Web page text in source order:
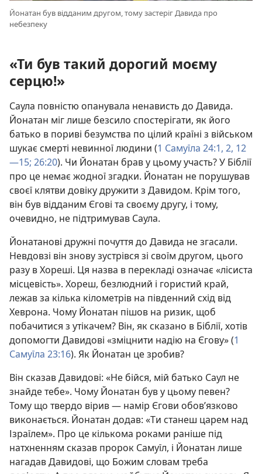
Йонатан був відданим другом, тому застеріг Давида про
небезпеку
«Ти був такий дорогий моєму
серцю!»
Саула повністю опанувала ненависть до Давида.
Йонатан міг лише безсило спостерігати, як його
батько в пориві безумства по цілий країні з військом
шукає смерті невинної людини (1 Самуїла 24:1, 2, 12
—15; 26:20). Чи Йонатан брав у цьому участь? У Біблії
про це немає жодної згадки. Йонатан не порушував
своєї клятви довіку дружити з Давидом. Крім того,
він був відданим Єгові та своєму другу, і тому,
очевидно, не підтримував Саула.
Йонатанові дружні почуття до Давида не згасали.
Невдовзі він знову зустрівся зі своїм другом, цього
разу в Хореші. Ця назва в перекладі означає «лісиста
місцевість». Хореш, безлюдний і гористий край,
лежав за кілька кілометрів на південний схід від
Хеврона. Чому Йонатан пішов на ризик, щоб
побачитися з утікачем? Він, як сказано в Біблії, хотів
допомогти Давидові «зміцнити надію на Єгову» (1
Самуїла 23:16). Як Йонатан це зробив?
Він сказав Давидові: «Не бійся, мій батько Саул не
знайде тебе». Чому Йонатан був у цьому певен?
Тому що твердо вірив — намір Єгови обов’язково
виконається. Йонатан додав: «Ти станеш царем над
Ізраїлем». Про це кількома роками раніше під
натхненням сказав пророк Самуїл, і Йонатан лише
нагадав Давидові, що Божим словам треба